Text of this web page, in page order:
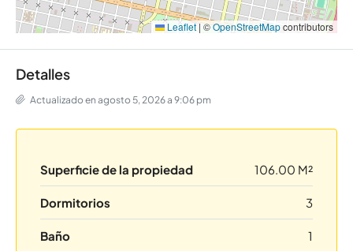
Leaflet |©OpenStreetMapcontributors
Detalles
Actualizado en agosto 5, 2026 a 9:06 pm
Superficie de la propiedad 106.00 M²
Dormitorios 3
Baño 1